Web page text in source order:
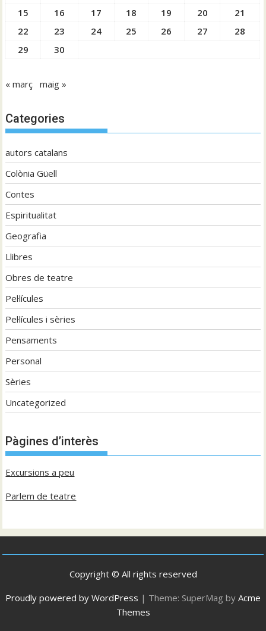
15
16 17 18 19 20
21
22
23 24 25 26 27
28
29
30
« març maig »
Categories
autors catalans
Colònia Güell
Contes
Espiritualitat
Geografia
Llibres
Obres de teatre
Pel·lícules
Pel·lícules i sèries
Pensaments
Personal
Sèries
Uncategorized
Pàgines d’interès
Excursions a peu
Parlem de teatre
Copyright © All rights reserved
Proudly powered by WordPress | Theme: SuperMag by Acme
Themes